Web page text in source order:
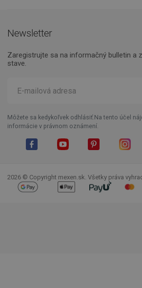
Newsletter
Zaregistrujte sa na informačný bulletin a
stave.
Môžete sa kedykoľvek odhlásiť.Na tento účel
informácie v právnom oznámení.
2026 © Copyright mexen.sk. Všetky práva